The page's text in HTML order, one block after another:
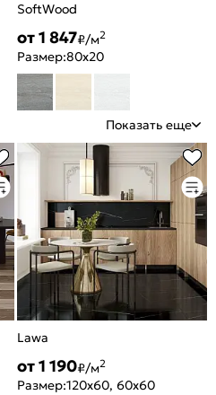
SoftWood
от 1 847₽/м2
Размер:80x20
Показать еще
Lawa
от 1 190₽/м2
Размер:120x60, 60x60